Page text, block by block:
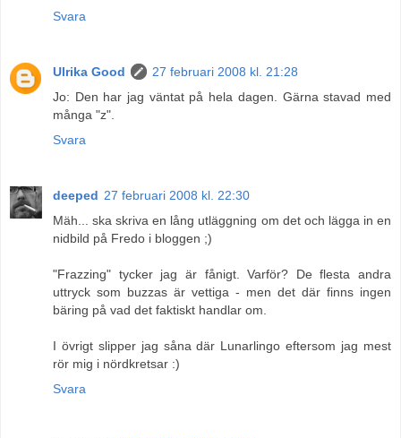
Svara
Ulrika Good
27 februari 2008 kl. 21:28
Jo: Den har jag väntat på hela dagen. Gärna stavad med
många "z".
Svara
deeped 27 februari 2008 kl. 22:30
Mäh... ska skriva en lång utläggning om det och lägga in en
nidbild på Fredo i bloggen ;)
"Frazzing" tycker jag är fånigt. Varför? De flesta andra
uttryck som buzzas är vettiga - men det där finns ingen
bäring på vad det faktiskt handlar om.
I övrigt slipper jag såna där Lunarlingo eftersom jag mest
rör mig i nördkretsar :)
Svara